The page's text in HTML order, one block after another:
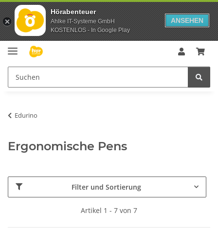
Hörabenteuer
Ahlke IT-Systeme GmbH
KOSTENLOS - In Google Play
ANSEHEN
Edurino
Ergonomische Pens
Filter und Sortierung
Artikel 1 - 7 von 7